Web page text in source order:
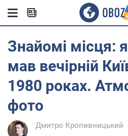
Знайомі місця:
мав вечірній
1980 роках.
фото
Дмитро Кропивницький